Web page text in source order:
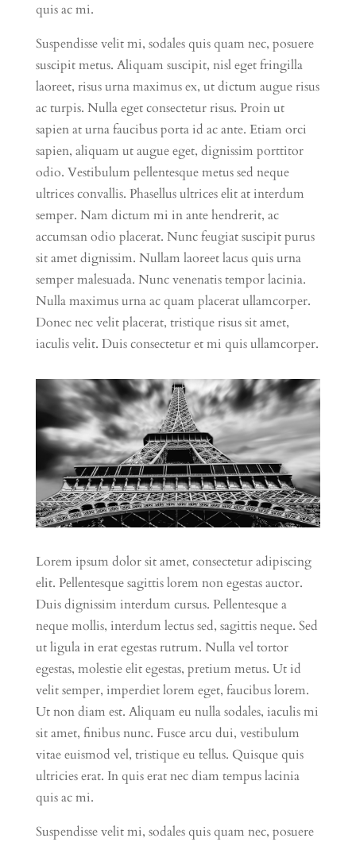
quis ac mi.
Suspendisse velit mi, sodales quis quam nec, posuere
suscipit metus. Aliquam suscipit, nisl eget fringilla
laoreet, risus urna maximus ex, ut dictum augue risus
ac turpis. Nulla eget consectetur risus. Proin ut
sapien at urna faucibus porta id ac ante. Etiam orci
sapien, aliquam ut augue eget, dignissim porttitor
odio. Vestibulum pellentesque metus sed neque
ultrices convallis. Phasellus ultrices elit at interdum
semper. Nam dictum mi in ante hendrerit, ac
accumsan odio placerat. Nunc feugiat suscipit purus
sit amet dignissim. Nullam laoreet lacus quis urna
semper malesuada. Nunc venenatis tempor lacinia.
Nulla maximus urna ac quam placerat ullamcorper.
Donec nec velit placerat, tristique risus sit amet,
iaculis velit. Duis consectetur et mi quis ullamcorper.
Lorem ipsum dolor sit amet, consectetur adipiscing
elit. Pellentesque sagittis lorem non egestas auctor.
Duis dignissim interdum cursus. Pellentesque a
neque mollis, interdum lectus sed, sagittis neque. Sed
ut ligula in erat egestas rutrum. Nulla vel tortor
egestas, molestie elit egestas, pretium metus. Ut id
velit semper, imperdiet lorem eget, faucibus lorem.
Ut non diam est. Aliquam eu nulla sodales, iaculis mi
sit amet, finibus nunc. Fusce arcu dui, vestibulum
vitae euismod vel, tristique eu tellus. Quisque quis
ultricies erat. In quis erat nec diam tempus lacinia
quis ac mi.
Suspendisse velit mi, sodales quis quam nec, posuere